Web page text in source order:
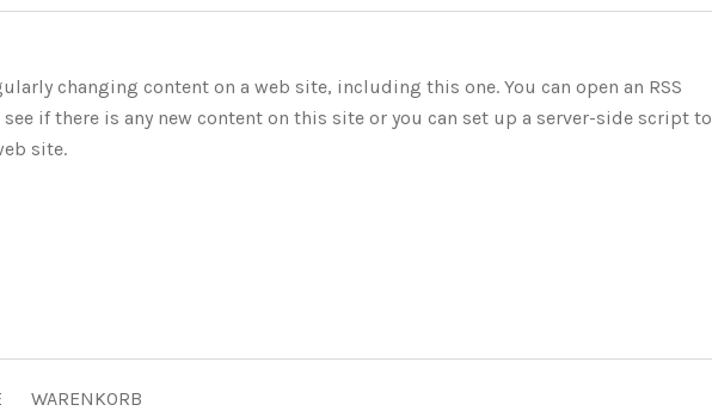
changing content on a web site, including this one. You can open an RSS
if there is any new content on this site or you can set up a server-side script to
site.
WARENKORB